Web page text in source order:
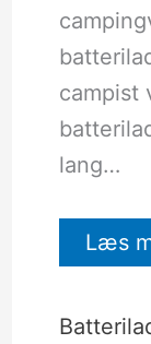
campist
lang…
Læs